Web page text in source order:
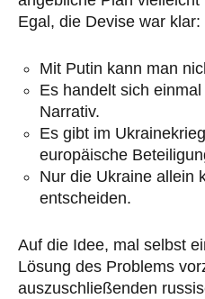
Egal, die Devise war klar:
Mit Putin kann man
Es handelt sich
Narrativ.
Es gibt im
europäische
Nur die Ukraine allein
entscheiden.
Auf die Idee, mal selbst
Lösung des Problems
auszuschließenden